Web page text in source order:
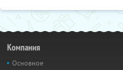
Компания
Основное